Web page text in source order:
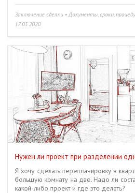
ДАРЕНИЕ • ЗАВЕЩАНИЕ, НАСЛЕДСТВО • РЕНТА
АГЕНТСТВО НЕДВИЖИМОСТИ • РИЭЛТЕРСКИЕ УСЛУГИ
ИНЫЕ ВОПРОСЫ
17.03.2020
Заключение сделки • Документы, сроки,
Нужен ли проект при разделении
Я хочу сделать перепланировку в
большую комнату на две. Надо ли
какой-либо проект и где это делать?